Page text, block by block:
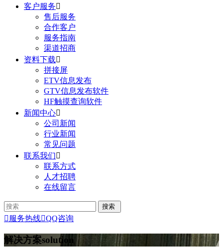
客户服务
售后服务
合作客户
服务指南
渠道招商
资料下载
拼接屏
ETV信息发布
GTV信息发布软件
HF触摸查询软件
新闻中心
公司新闻
行业新闻
常见问题
联系我们
联系方式
人才招聘
在线留言
 服务热线QQ咨询
解决方案solution